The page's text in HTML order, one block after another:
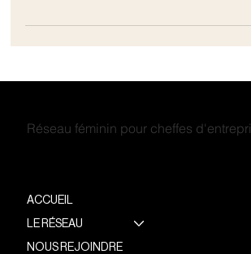
Réseau féminin pour cheffes
ACCUEIL
LE RÉSEAU
NOUS REJOINDRE